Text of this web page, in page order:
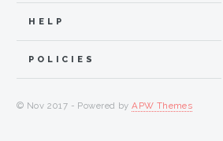
HELP
POLICIES
© Nov 2017 - Powered byAPW Themes